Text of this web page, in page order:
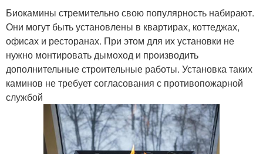
Биокамины стремительно свою популярность набирают.
Они могут быть установлены в квартирах, коттеджах,
офисах и ресторанах. При этом для их установки не
нужно монтировать дымоход и производить
дополнительные строительные работы. Установка таких
каминов не требует согласования с противопожарной
службой